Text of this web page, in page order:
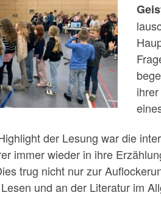
der Lesung war die
immer wieder in ihre
trug nicht nur zur
und an der Literatur im